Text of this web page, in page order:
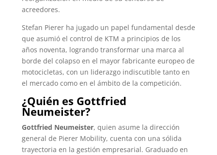
acreedores.
Stefan Pierer ha jugado un papel fundamental desde
que asumió el control de KTM a principios de los
años noventa, logrando transformar una marca al
borde del colapso en el mayor fabricante europeo de
motocicletas, con un liderazgo indiscutible tanto en
el mercado como en el ámbito de la competición.
¿Quién es Gottfried
Neumeister?
Gottfried Neumeister, quien asume la dirección
general de Pierer Mobility, cuenta con una sólida
trayectoria en la gestión empresarial. Graduado en